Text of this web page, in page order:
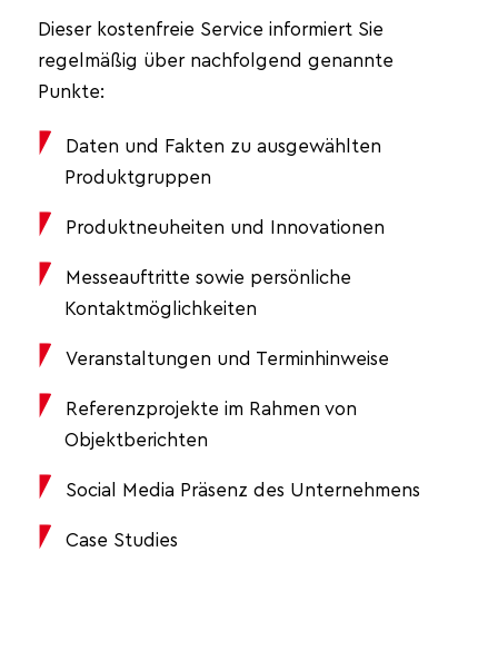
Dieser kostenfreie Service informiert Sie
regelmäßig über nachfolgend genannte
Punkte:
Daten und Fakten zu ausgewählten
Produktgruppen
Produktneuheiten und Innovationen
Messeauftritte sowie persönliche
Kontaktmöglichkeiten
Veranstaltungen und Terminhinweise
Referenzprojekte im Rahmen von
Objektberichten
Social Media Präsenz des Unternehmens
Case Studies